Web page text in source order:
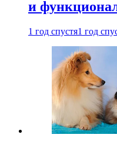
и
1 год спустя1 год